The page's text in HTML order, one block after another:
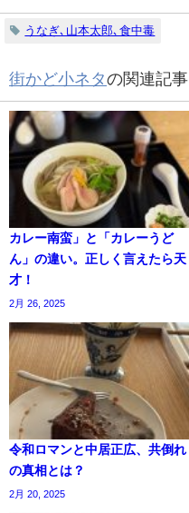
うなぎ､山本太郎､食中毒
街かど小ネタの関連記事
カレー南蛮」と「カレーうど
ん」の違い。正しく言えたら天
才！
2月 26, 2025
令和ロマンと中居正広、共倒れ
の真相とは？
2月 20, 2025